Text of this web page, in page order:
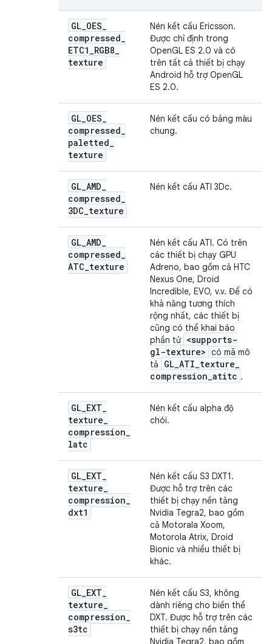
GL_OES_
compressed_
ETC1_RGB8_
texture
Nén kết cấu Ericsson.
Được chỉ định trong
OpenGL ES 2.0 và có
trên tất cả thiết bị chạy
Android hỗ trợ OpenGL
ES 2.0.
GL_OES_
compressed_
paletted_
texture
Nén kết cấu có bảng màu
chung.
GL_AMD_
compressed_
3DC_texture
Nén kết cấu ATI 3Dc.
GL_AMD_
compressed_
ATC_texture
Nén kết cấu ATI. Có trên
các thiết bị chạy GPU
Adreno, bao gồm cả HTC
Nexus One, Droid
Incredible, EVO, v.v. Để có
khả năng tương thích
rộng nhất, các thiết bị
cũng có thể khai báo
phần tử <supports-
gl-texture> có mã mô
tả
GL_ATI_texture_
compression_atitc .
GL_EXT_
texture_
compression_
latc
Nén kết cấu alpha độ
chói.
GL_EXT_
texture_
compression_
dxt1
Nén kết cấu S3 DXT1.
Được hỗ trợ trên các
thiết bị chạy nền tảng
Nvidia Tegra2, bao gồm
cả Motorala Xoom,
Motorola Atrix, Droid
Bionic và nhiều thiết bị
khác.
GL_EXT_
texture_
compression_
s3tc
Nén kết cấu S3, không
dành riêng cho biến thể
DXT. Được hỗ trợ trên các
thiết bị chạy nền tảng
Nvidia Tegra2, bao gồm